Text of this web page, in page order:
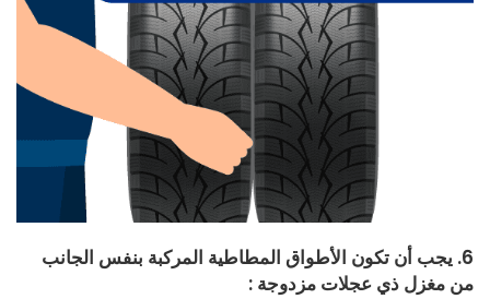
6. يجب أن تكون الأطواق المطاطية المركبة بنفس الجانب
من مغزل ذي عجلات مزدوجة :